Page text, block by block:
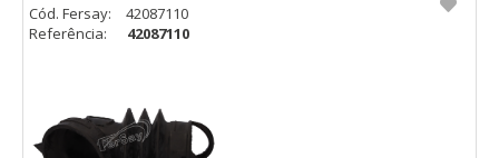
Cód. Fersay:
42087110
Referência:
42087110